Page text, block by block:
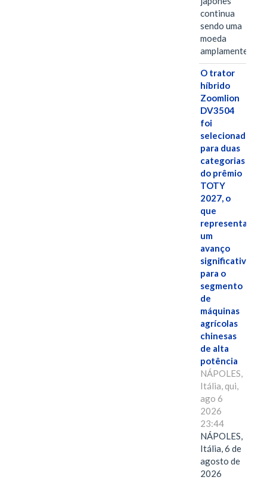
continua
sendo uma
moeda
amplamente…
O trator
híbrido
Zoomlion
DV3504
foi
selecionado
para duas
categorias
do prêmio
TOTY
2027, o
que
representa
um
avanço
significativo
para o
segmento
de
máquinas
agrícolas
chinesas
de alta
potência
NÁPOLES,
Itália, qui,
ago 6
2026
23:44
NÁPOLES,
Itália, 6 de
agosto de
2026